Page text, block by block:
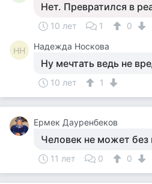
Нет. Превратился в
10 лет 1 0
НН Надежда Носкова
Ну мечтать ведь не
10 лет 1
Ермек Дауренбеков
Человек не может без
11 лет 0 0